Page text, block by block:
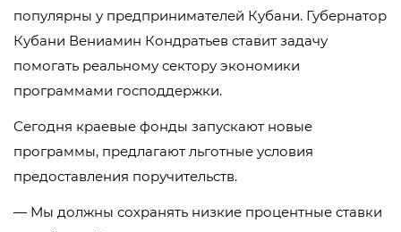
популярны у предпринимателей Кубани. Губернатор
Кубани Вениамин Кондратьев ставит задачу
помогать реальному сектору экономики
программами господдержки.
Сегодня краевые фонды запускают новые
программы, предлагают льготные условия
предоставления поручительств.
— Мы должны сохранять низкие процентные ставки